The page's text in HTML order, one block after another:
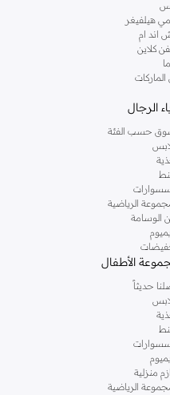
باكثر من الف ستايل من مجموعة
في متجر دوروثي بيركنز اون لاين او
اون لاين. خدمة التوصيل السريعة
دائما مع نمشي.
هيلفيغر
اند ام
كلاين
الرجال
حسب الفئة
الرياضية
الوسامة
الأطفال
حديثاً
منزلية
الرياضية